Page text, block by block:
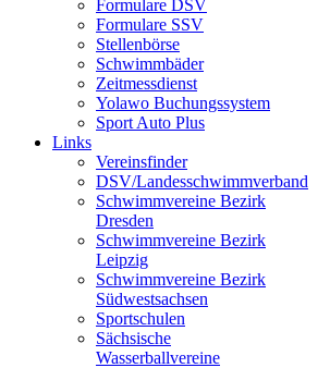
Formulare DSV
Formulare SSV
Stellenbörse
Schwimmbäder
Zeitmessdienst
Yolawo Buchungssystem
Sport Auto Plus
Links
Vereinsfinder
DSV/Landesschwimmverband
Schwimmvereine Bezirk
Dresden
Schwimmvereine Bezirk
Leipzig
Schwimmvereine Bezirk
Südwestsachsen
Sportschulen
Sächsische
Wasserballvereine